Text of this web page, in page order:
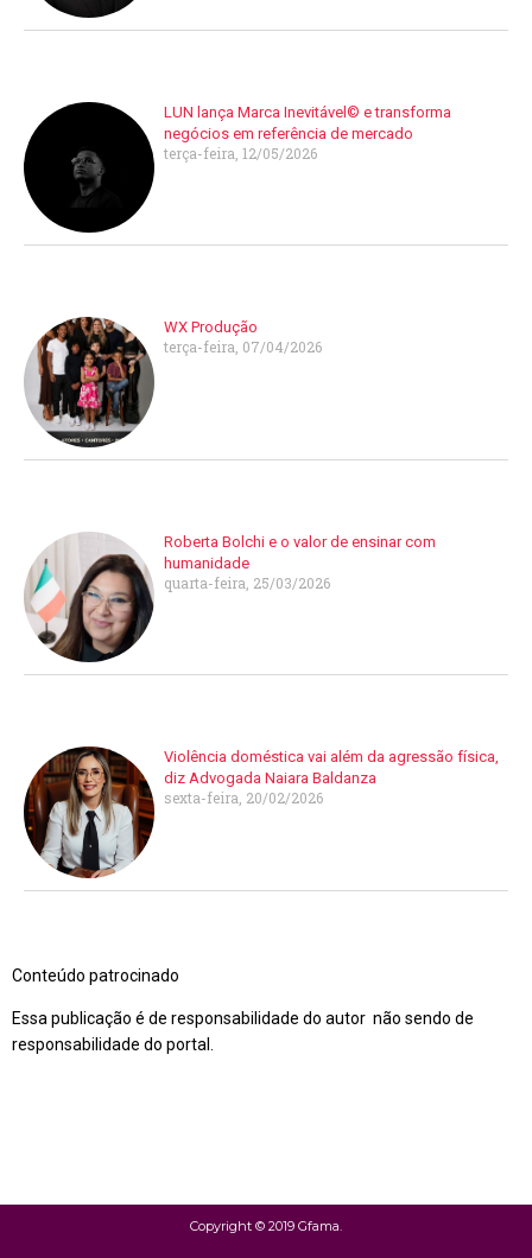
LUN lança Marca Inevitável© e transforma
negócios em referência de mercado
terça-feira, 12/05/2026
WX Produção
terça-feira, 07/04/2026
Roberta Bolchi e o valor de ensinar com
humanidade
quarta-feira, 25/03/2026
Violência doméstica vai além da agressão física,
diz Advogada Naiara Baldanza
sexta-feira, 20/02/2026
Conteúdo patrocinado
Essa publicação é de responsabilidade do autor não sendo de
responsabilidade do portal.
Copyright © 2019 Gfama.